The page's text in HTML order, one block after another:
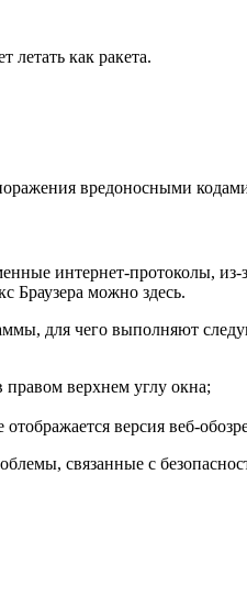
летать как ракета.
вредоносными
интернет-протоколы,
Браузера можно здесь.
для чего выполняют
верхнем углу окна;
версия веб-
связанные с